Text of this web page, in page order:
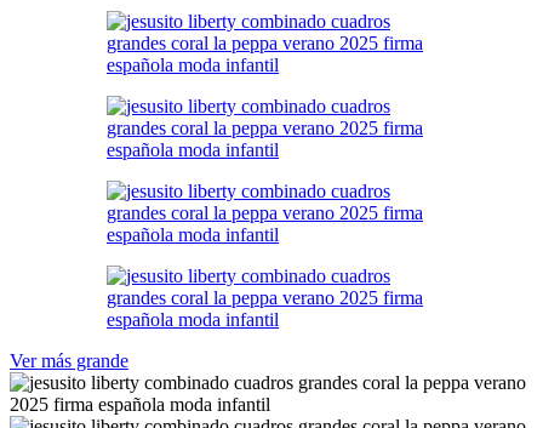
Ver más grande